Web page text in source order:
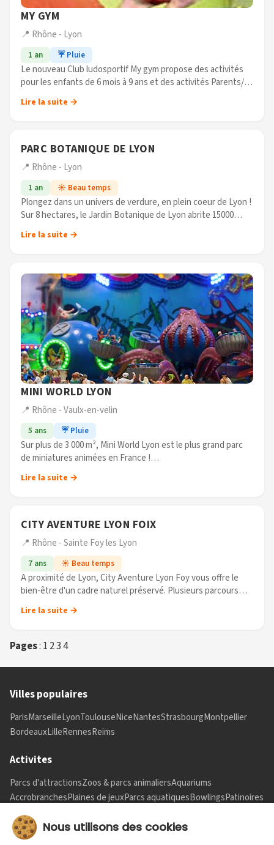
MY GYM
📍 Rhône - Lyon
1 an ☔ Pluie
Le nouveau Club ludosportif My gym propose des activités
pour les enfants de 6 mois à 9 ans et des activités Parents/
ludiques (...)
Lire la suite →
PARC BOTANIQUE DE LYON
📍 Rhône - Lyon
1 an ☀️ Beau temps
Plongez dans un univers de verdure, en plein coeur de Lyon !
Sur 8 hectares, le Jardin Botanique de Lyon abrite 15000
la promenade, (...)
Lire la suite →
MINI WORLD LYON
📍 Rhône - Vaulx-en-velin
5 ans ☔ Pluie
Sur plus de 3 000 m², Mini World Lyon est le plus grand parc
de miniatures animées en France !
fabriquer les 3 premiers mondes et tous (...)
Lire la suite →
CITY AVENTURE LYON FOIX
📍 Rhône - Sainte Foy les Lyon
7 ans ☀️ Beau temps
A proximité de Lyon, City Aventure Lyon Foy vous offre le
bien-être d'un cadre naturel préservé. Plusieurs parcours
ponts de (...)
Lire la suite →
Pages: 1 234
Villes populaires
ParisMarseilleLyonToulouseNiceNantesStrasbourgMontpellier
BordeauxLilleRennesReims
Activites
Parcs d'attractionsZoos & parcs animaliersAquariums
AccrobranchesPlaines de jeuxParcs aquatiquesBowlingsPatinoires
InformationsNous utilisons des cookies